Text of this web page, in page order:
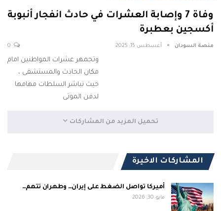
وفاة 7 وإصابة العشرات في حادث انفجار أنبوبة
أكسجين بعطبرة
منصة السودان أغسطس 15, 2025
وتجمهر عشرات المواطنين امام
مكان الحادث والمستشفى ،
حيث تباشر السلطات مهامها
لدفن الموتى
تحميل المزيد من المشاركات
المشاركات الاخيرة
أميركا تواصل الضغط على إيران… وطهران تتهم…
مايو 30, 2026